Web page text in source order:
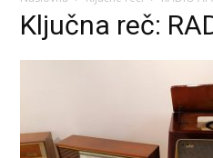
Ključna reč: